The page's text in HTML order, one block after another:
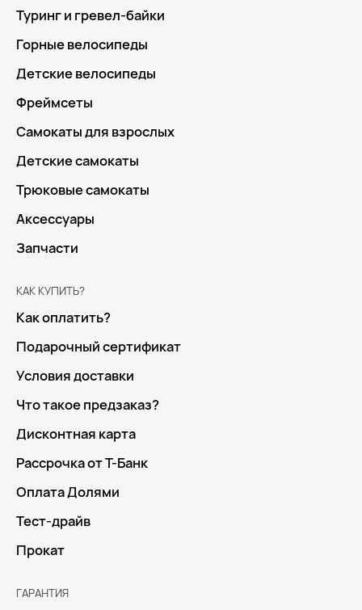
Туринг и гревел-байки
Горные велосипеды
Детские велосипеды
Фреймсеты
Самокаты для взрослых
Детские самокаты
Трюковые самокаты
Аксессуары
Запчасти
КАК КУПИТЬ?
Как оплатить?
Подарочный сертификат
Условия доставки
Что такое предзаказ?
Дисконтная карта
Рассрочка от Т-Банк
Оплата Долями
Тест-драйв
Прокат
ГАРАНТИЯ